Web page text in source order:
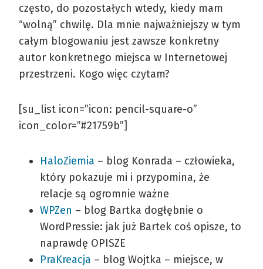
często, do pozostałych wtedy, kiedy mam
“wolną” chwilę. Dla mnie najważniejszy w tym
całym blogowaniu jest zawsze konkretny
autor konkretnego miejsca w Internetowej
przestrzeni. Kogo więc czytam?
[su_list icon=”icon: pencil-square-o”
icon_color=”#21759b”]
HaloZiemia – blog Konrada – człowieka,
który pokazuje mi i przypomina, że
relacje są ogromnie ważne
WPZen – blog Bartka dogłębnie o
WordPressie: jak już Bartek coś opisze, to
naprawdę OPISZE
PraKreacja – blog Wojtka – miejsce, w